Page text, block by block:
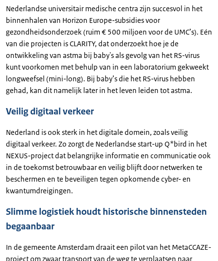
Nederlandse universitair medische centra zijn succesvol in het
binnenhalen van Horizon Europe-subsidies voor
gezondheidsonderzoek (ruim € 500 miljoen voor de UMC’s). Eén
van die projecten is CLARITY, dat onderzoekt hoe je de
ontwikkeling van astma bij baby's als gevolg van het RS-virus
kunt voorkomen met behulp van in een laboratorium gekweekt
longweefsel (mini-long). Bij baby’s die het RS-virus hebben
gehad, kan dit namelijk later in het leven leiden tot astma.
Veilig digitaal verkeer
Nederland is ook sterk in het digitale domein, zoals veilig
digitaal verkeer. Zo zorgt de Nederlandse start-up Q*bird in het
NEXUS-project dat belangrijke informatie en communicatie ook
in de toekomst betrouwbaar en veilig blijft door netwerken te
beschermen en te beveiligen tegen opkomende cyber- en
kwantumdreigingen.
Slimme logistiek houdt historische binnensteden
begaanbaar
In de gemeente Amsterdam draait een pilot van het MetaCCAZE-
project om zwaar transport van de weg te verplaatsen naar